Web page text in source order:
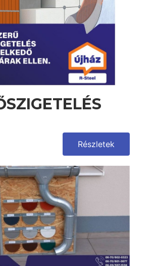
Részletek